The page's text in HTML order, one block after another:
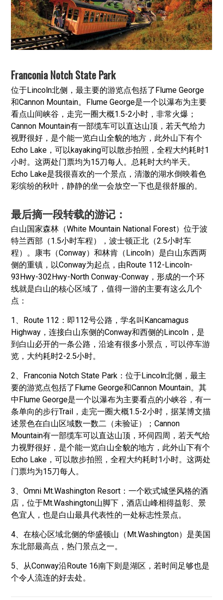
Franconia Notch State Park
位于Lincoln北侧，最主要的游览点包括了Flume George
和Cannon Mountain。Flume George是一个以瀑布为主要
看点山间峡谷，走完一圈大概1.5-2小时，非常火爆；
Cannon Mountain有一部缆车可以直达山顶，若天气给力
视野很好，是个能一览白山全貌的地方，此外山下有个
Echo Lake，可以kayaking可以散步拍照，全程大约耗时1
小时。这两处门票均为15刀每人。总耗时大约半天。
Echo Lake是我很喜欢的一个景点，清澈的湖水倒映着色
彩缤纷的秋叶，静静的坐一会放空一下也是很舒服的。
最后摘一段转载的游记：
白山国家森林（White Mountain National Forest）位于波
特兰西部（1.5小时车程），波士顿正北（2.5小时车
程）。康韦（Conway）和林肯（Lincoln）是白山东西两
侧的重镇，以Conway为起点，由Route 112-Lincoln-
93Hwy-302Hwy-North Conway-Conway，形成的一个环
线就是白山的核心区域了，值得一游的主要有这么几个
点：
1、Route 112：即112号公路，学名叫Kancamagus
Highway，连接白山东侧的Conway和西侧的Lincoln，是
到白山必开的一条公路，沿途有很多小景点，可以停车游
览，大约耗时2-2.5小时。
2、Franconia Notch State Park：位于Lincoln北侧，最主
要的游览点包括了Flume George和Cannon Mountain。其
中Flume George是一个以瀑布为主要看点的小峡谷，有一
条单向的步行Trail，走完一圈大概1.5-2小时，据某博文描
述景色在白山区域数一数二（未验证）；Cannon
Mountain有一部缆车可以直达山顶，环伺四周，若天气给
力视野很好，是个能一览白山全貌的地方，此外山下有个
Echo Lake，可以散步拍照，全程大约耗时1小时。这两处
门票均为15刀每人。
3、Omni Mt.Washington Resort：一个欧式城堡风格的酒
店，位于Mt.Washington山脚下，酒店山峰相得益彰、景
色宜人，也是白山最具代表性的一处标志性景点。
4、在核心区域北侧的华盛顿山（Mt.Washington）是美国
东北部最高点，热门景点之一。
5、从Conway沿Route 16南下则是湖区，若时间足够也是
个令人流连的好去处。